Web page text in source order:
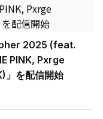
2025 (feat.
PINK, Pxrge
を配信開始